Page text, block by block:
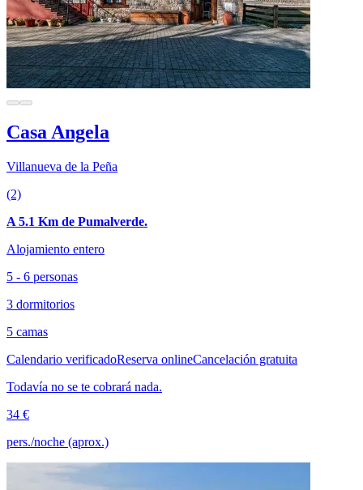
Casa Angela
Villanueva de la Peña
(2)
A 5.1 Km de Pumalverde.
Alojamiento entero
5 - 6 personas
3 dormitorios
5 camas
Calendario verificadoReserva onlineCancelación gratuita
Todavía no se te cobrará nada.
34 €
pers./noche (aprox.)